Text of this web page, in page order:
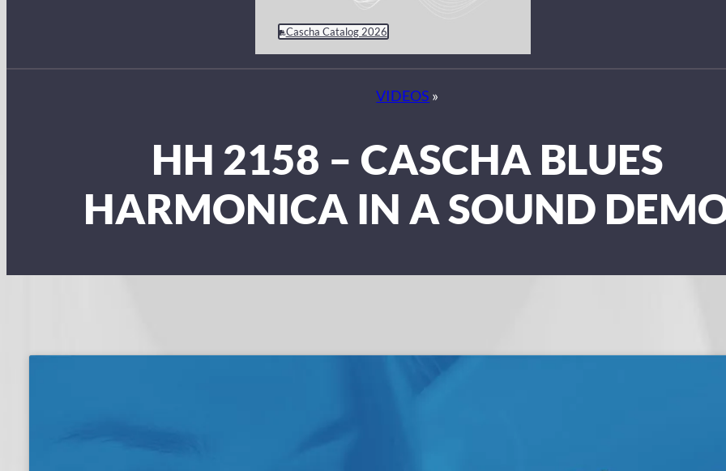
Cascha Catalog 2026
VIDEOS »
HH 2158 – CASCHA BLUES
HARMONICA IN A SOUND